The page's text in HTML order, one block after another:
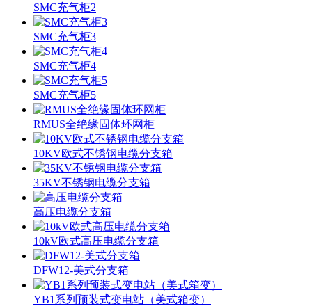
SMC充气柜2
SMC充气柜3
SMC充气柜4
SMC充气柜5
RMUS全绝缘固体环网柜
10KV欧式不锈钢电缆分支箱
35KV不锈钢电缆分支箱
高压电缆分支箱
10kV欧式高压电缆分支箱
DFW12-美式分支箱
YB1系列预装式变电站（美式箱变）